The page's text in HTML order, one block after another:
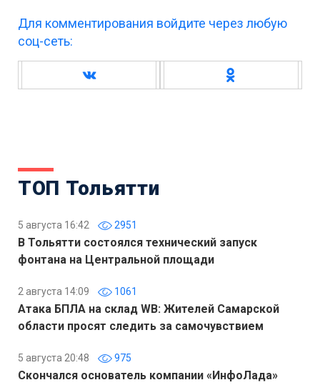
Для комментирования войдите через любую
соц-сеть:
ТОП Тольятти
5 августа 16:42 2951
В Тольятти состоялся технический запуск
фонтана на Центральной площади
2 августа 14:09 1061
Атака БПЛА на склад WB: Жителей Самарской
области просят следить за самочувствием
5 августа 20:48 975
Скончался основатель компании «ИнфоЛада»